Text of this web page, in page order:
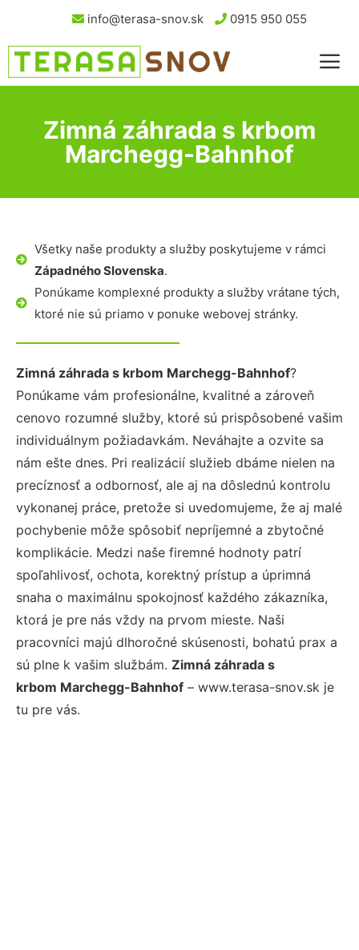
info@terasa-snov.sk 0915 950 055
Zimná záhrada s krbom
Marchegg-Bahnhof
Všetky naše produkty a služby poskytujeme v rámci
Západného Slovenska.
Ponúkame komplexné produkty a služby vrátane tých,
ktoré nie sú priamo v ponuke webovej stránky.
Zimná záhrada s krbom Marchegg-Bahnhof?
Ponúkame vám profesionálne, kvalitné a zároveň
cenovo rozumné služby, ktoré sú prispôsobené vašim
individuálnym požiadavkám. Neváhajte a ozvite sa
nám ešte dnes. Pri realizácií služieb dbáme nielen na
precíznosť a odbornosť, ale aj na dôslednú kontrolu
vykonanej práce, pretože si uvedomujeme, že aj malé
pochybenie môže spôsobiť nepríjemné a zbytočné
komplikácie. Medzi naše firemné hodnoty patrí
spoľahlivosť, ochota, korektný prístup a úprimná
snaha o maximálnu spokojnosť každého zákazníka,
ktorá je pre nás vždy na prvom mieste. Naši
pracovníci majú dlhoročné skúsenosti, bohatú prax a
sú plne k vašim službám. Zimná záhrada s
krbom Marchegg-Bahnhof – www.terasa-snov.sk je
tu pre vás.